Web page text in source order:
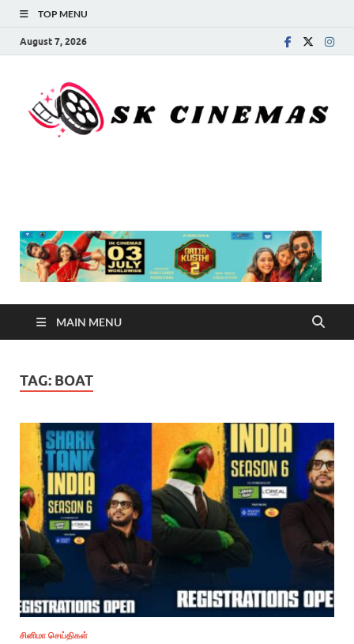
TOP MENU
August 7, 2026
MAIN MENU
TAG: BOAT
சினிமா செய்திகள்